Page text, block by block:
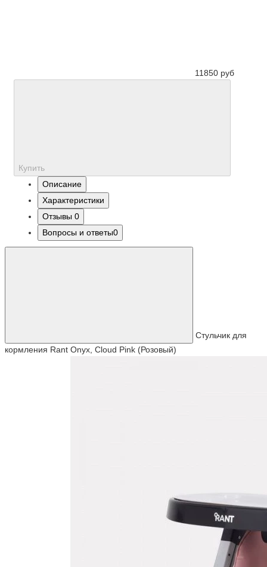
11850 руб
Купить
Описание
Характеристики
Отзывы 0
Вопросы и ответы0
Стульчик для
кормления Rant Onyx, Cloud Pink (Розовый)